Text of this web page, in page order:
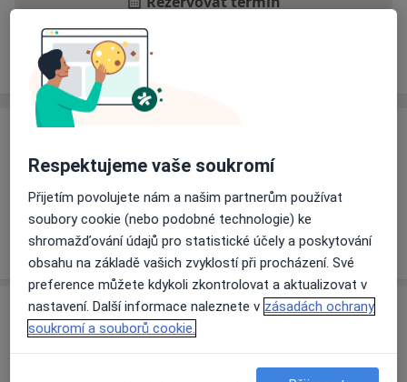
Ceník Adresy
Informace o službách a cenách nejsou k dispozici
Tento specialista ještě nepřidával žádné informace o
svých službách.
Adresa
Respektujeme vaše soukromí
Přijetím povolujete nám a našim partnerům používat
soubory cookie (nebo podobné technologie) ke
shromažďování údajů pro statistické účely a poskytování
obsahu na základě vašich zvyklostí při procházení. Své
preference můžete kdykoli zkontrolovat a aktualizovat v
nastavení. Další informace naleznete v zásadách ochrany
soukromí a souborů cookie.